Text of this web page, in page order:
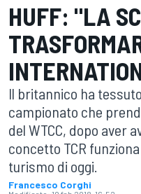
HUFF: "LA
Il britannico ha
campionato che
del WTCC, dopo aver
concetto TCR
turismo di oggi.
Francesco Corghi